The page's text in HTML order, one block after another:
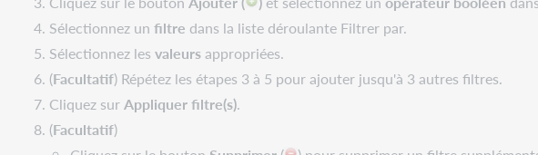
notice
de
fonds
local
dans
WorldCat
Discovery
Sélectionnez unfiltre dans la liste déroulante Filtrer par.
Sélectionnez lesvaleursappropriées.
(Facultatif) Répétez les étapes 3 à 5 pour ajouter jusqu'à 3 autres filtres.
Cliquez surAppliquer filtre(s).
(Facultatif)